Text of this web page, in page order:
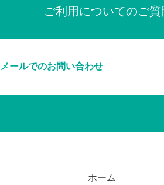
ご利用についてのご
メールでのお問い合わせ
ホーム